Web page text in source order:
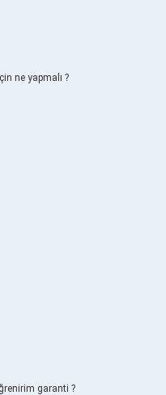
ne yapmalı ?
garanti ?